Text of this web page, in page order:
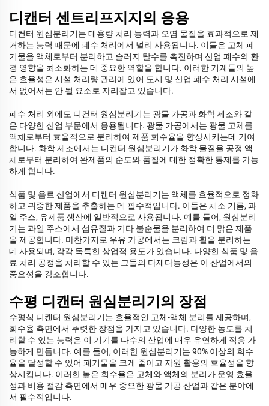
디캔터 센트리프지지의 응용
디컨터 원심분리기는 대용량 처리 능력과 오염 물질을 효과적으로 제
거하는 능력 때문에 폐수 처리에서 널리 사용됩니다. 이들은 고체 폐
기물을 액체로부터 분리하고 슬러지 탈수를 촉진하며 산업 폐수의 환
경 영향을 최소화하는 데 중요한 역할을 합니다. 이러한 기계들의 높
은 효율성은 시설 처리량 관리에 있어 도시 및 산업 폐수 처리 시설에
서 없어서는 안 될 요소로 자리잡고 있습니다.
폐수 처리 외에도 디컨터 원심분리기는 광물 가공과 화학 제조와 같
은 다양한 산업 부문에서 응용됩니다. 광물 가공에서는 광물 고체를
액체로부터 효율적으로 분리하여 제품 회수율을 향상시키는데 기여
합니다. 화학 제조에서는 디컨터 원심분리기가 화학 물질을 공정 액
체로부터 분리하여 완제품의 순도와 품질에 대한 정확한 통제를 가능
하게 합니다.
식품 및 음료 산업에서 디캔터 원심분리기는 액체를 효율적으로 정화
하고 귀중한 제품을 추출하는 데 필수적입니다. 이들은 채소 기름, 과
일 주스, 유제품 생산에 일반적으로 사용됩니다. 예를 들어, 원심분리
기는 과일 주스에서 섬유질과 기타 불순물을 분리하여 더 맑은 제품
을 제공합니다. 마찬가지로 우유 가공에서는 크림과 휠을 분리하는
데 사용되며, 각각 독특한 상업적 용도가 있습니다. 다양한 식품 및 음
료 처리 공정을 처리할 수 있는 그들의 다재다능성은 이 산업에서의
중요성을 강조합니다.
수평 디캔터 원심분리기의 장점
수평식 디캔터 원심분리기는 효율적인 고체-액체 분리를 제공하며,
회수율 측면에서 뚜렷한 장점을 가지고 있습니다. 다양한 농도를 처
리할 수 있는 능력은 이 기기를 다수의 산업에 매우 유연하게 적용 가
능하게 만듭니다. 예를 들어, 이러한 원심분리기는 90% 이상의 회수
율을 달성할 수 있어 폐기물을 크게 줄이고 자원 활용의 효율성을 향
상시킵니다. 이러한 높은 회수율은 고체와 액체의 분리가 운영 효율
성과 비용 절감 측면에서 매우 중요한 광물 가공 산업과 같은 분야에
서 필수적입니다.